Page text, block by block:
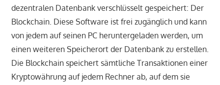
dezentralen Datenbank verschlüsselt gespeichert: Der
Blockchain. Diese Software ist frei zugänglich und kann
von jedem auf seinen PC heruntergeladen werden, um
einen weiteren Speicherort der Datenbank zu erstellen.
Die Blockchain speichert sämtliche Transaktionen einer
Kryptowährung auf jedem Rechner ab, auf dem sie